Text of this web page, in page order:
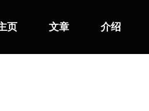
页 文章 介绍